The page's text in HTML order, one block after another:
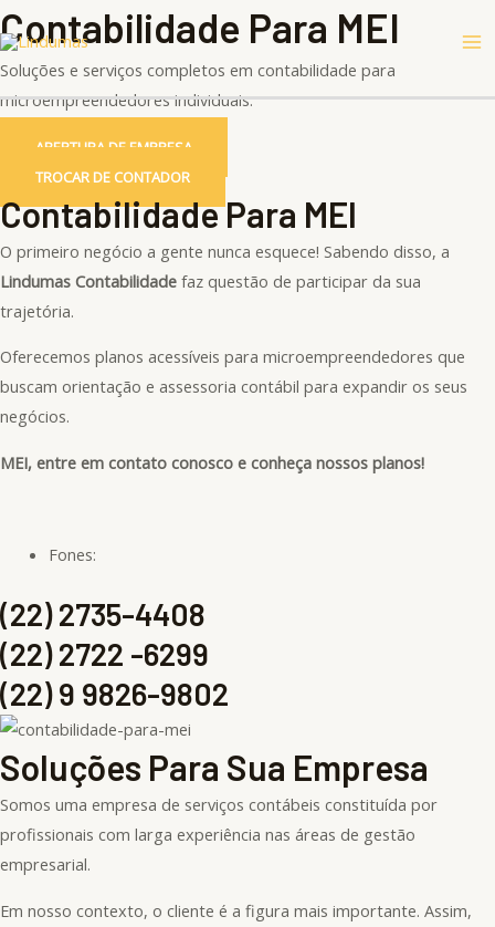
Ir
para
o
conteúdo
Contabilidade Para MEI
Soluções e serviços completos em contabilidade para
microempreendedores individuais.
ABERTURA DE EMPRESA
TROCAR DE CONTADOR
Contabilidade Para MEI
O primeiro negócio a gente nunca esquece! Sabendo disso, a
Lindumas Contabilidade faz questão de participar da sua
trajetória.
Oferecemos planos acessíveis para microempreendedores que
buscam orientação e assessoria contábil para expandir os seus
negócios.
MEI, entre em contato conosco e conheça nossos planos!
Fones:
(22) 2735-4408
(22) 2722 -6299
(22) 9 9826-9802
Soluções Para Sua Empresa
Somos uma empresa de serviços contábeis constituída por
profissionais com larga experiência nas áreas de gestão
empresarial.
Em nosso contexto, o cliente é a figura mais importante. Assim,